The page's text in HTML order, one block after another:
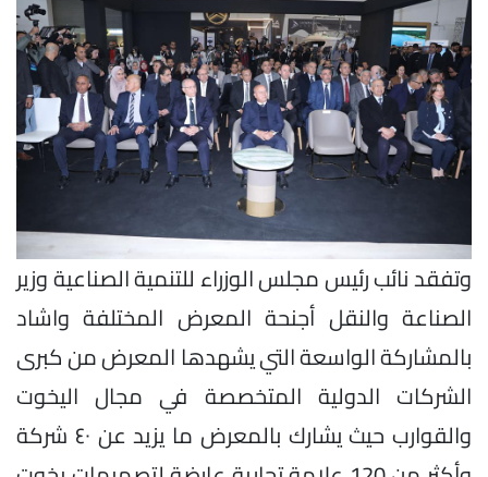
وتفقد نائب رئيس مجلس الوزراء للتنمية الصناعية وزير
الصناعة والنقل أجنحة المعرض المختلفة واشاد
بالمشاركة الواسعة التي يشهدها المعرض من كبرى
الشركات الدولية المتخصصة في مجال اليخوت
والقوارب حيث يشارك بالمعرض ما يزيد عن ٤٠ شركة